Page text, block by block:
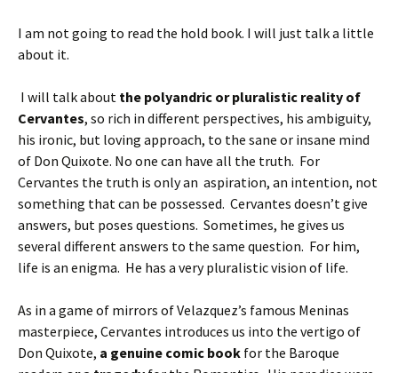
I am not going to read the hold book. I will just talk a little
about it.
I will talk about the polyandric or pluralistic reality of
Cervantes, so rich in different perspectives, his ambiguity,
his ironic, but loving approach, to the sane or insane mind
of Don Quixote. No one can have all the truth. For
Cervantes the truth is only an aspiration, an intention, not
something that can be possessed. Cervantes doesn’t give
answers, but poses questions. Sometimes, he gives us
several different answers to the same question. For him,
life is an enigma. He has a very pluralistic vision of life.
As in a game of mirrors of Velazquez’s famous Meninas
masterpiece, Cervantes introduces us into the vertigo of
Don Quixote, a genuine comic book for the Baroque